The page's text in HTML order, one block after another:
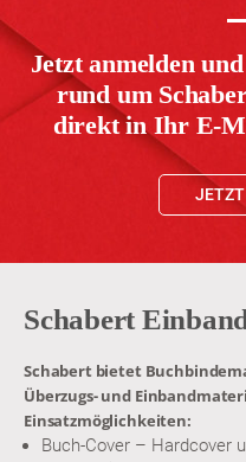
Jetzt anmelden
rund um
direkt in Ihr E-
Schabert
Schabert bietet
Überzugs- und
Einsatzmöglichkeiten:
Buch-Cover – Hardcover